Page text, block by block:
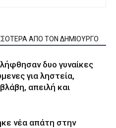
ΑΠΟ ΤΟΝ ΔΗΜΙΟΥΡΓΟ
δυο γυναίκες
για ληστεία,
απειλή και
νέα απάτη στην